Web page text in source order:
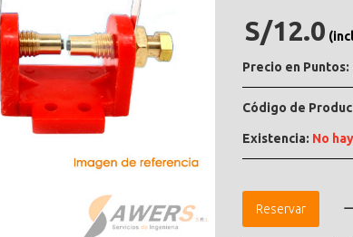
S/12.0
Precio en Puntos:
Código de
Existencia: No
Reservar